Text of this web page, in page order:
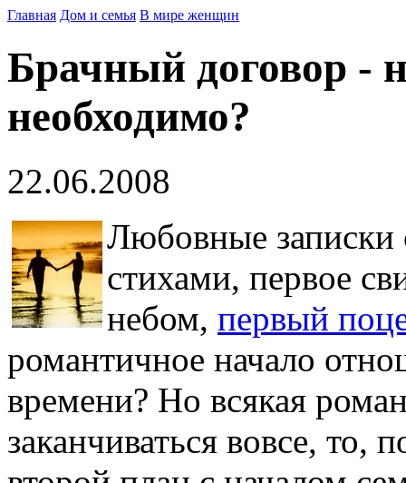
Главная Дом и семья В мире женщин
Брачный договор -
необходимо?
22.06.2008
Любовные
стихами, первое
небом, первый
романтичное начало
времени? Но всякая
заканчиваться вовсе, то,